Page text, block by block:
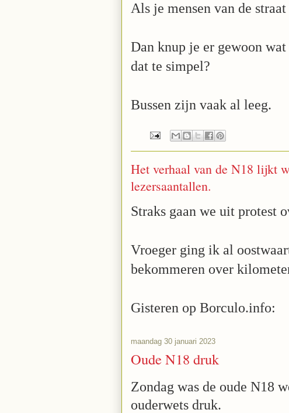
Als je mensen van de
Dan knup je er gewoon
dat te simpel?
Bussen zijn vaak al leeg.
Het verhaal van de N18 lijkt
lezersaantallen.
Straks gaan we uit protest
Vroeger ging ik al
bekommeren over
Gisteren op Borculo.info:
maandag 30 januari 2023
Oude N18 druk
Zondag was de oude N18
ouderwets druk.